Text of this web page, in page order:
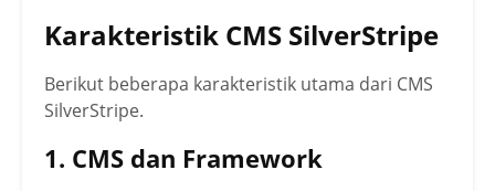
Karakteristik CMS SilverStripe
Berikut beberapa karakteristik utama dari CMS
SilverStripe.
1. CMS dan Framework